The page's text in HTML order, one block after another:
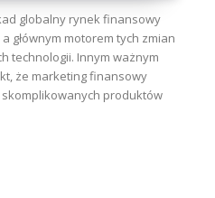
globalny rynek finansowy
głównym motorem tych zmian
technologii. Innym ważnym
że marketing finansowy
skomplikowanych produktów